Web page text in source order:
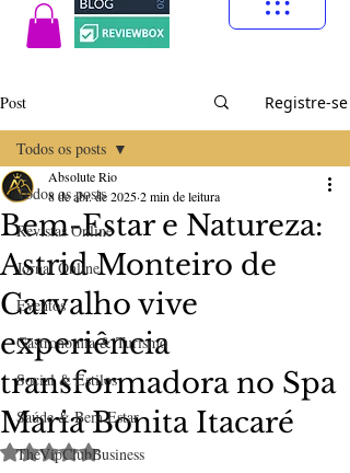
Post Registre-se
Todos os posts
Revistas Online
Jornal Online
Eventos
Gastronomia & Turismo
Social & Estilos
Saúde & Bem Estar
TheVipClubBusiness
Todos os posts
Bem-Estar e Natureza:
Astrid Monteiro de
Carvalho vive
experiência
transformadora no Spa
Maria Bonita Itacaré
Absolute Rio
8 de abr. de 20252 min de leitura
Avaliado com NaN de 5 estrelas.